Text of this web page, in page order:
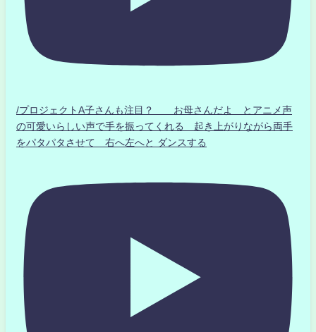
/プロジェクトA子さんも注目？ お母さんだよ とアニメ声
の可愛いらしい声で手を振ってくれる 起き上がりながら両手
をパタパタさせて 右へ左へと ダンスする